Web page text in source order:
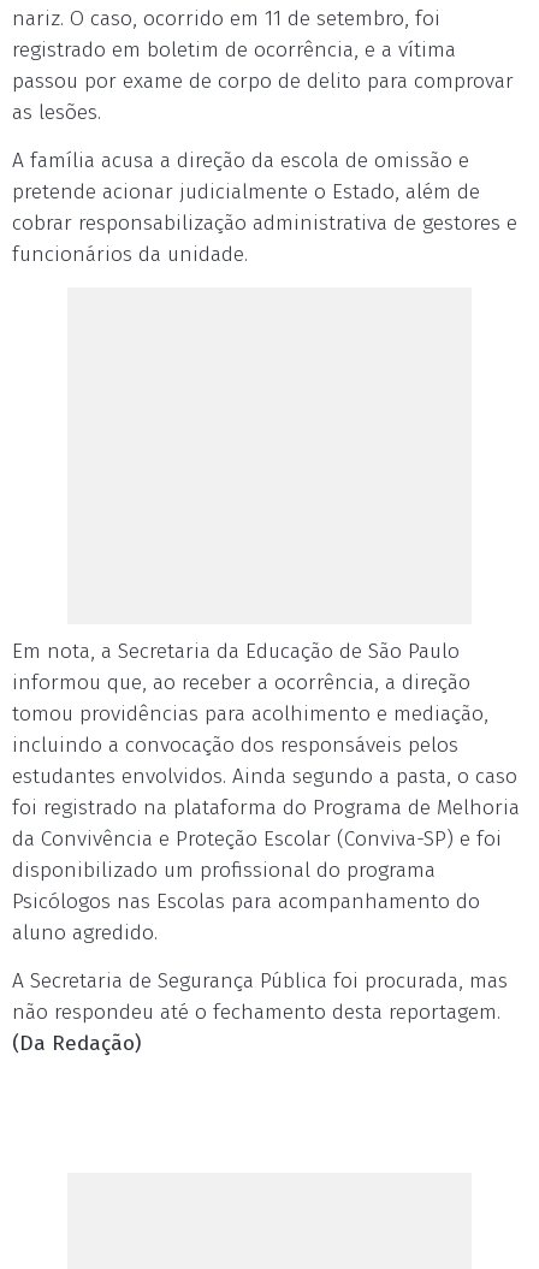
nariz. O caso, ocorrido em 11 de setembro, foi
registrado em boletim de ocorrência, e a vítima
passou por exame de corpo de delito para comprovar
as lesões.
A família acusa a direção da escola de omissão e
pretende acionar judicialmente o Estado, além de
cobrar responsabilização administrativa de gestores e
funcionários da unidade.
Em nota, a Secretaria da Educação de São Paulo
informou que, ao receber a ocorrência, a direção
tomou providências para acolhimento e mediação,
incluindo a convocação dos responsáveis pelos
estudantes envolvidos. Ainda segundo a pasta, o caso
foi registrado na plataforma do Programa de Melhoria
da Convivência e Proteção Escolar (Conviva-SP) e foi
disponibilizado um profissional do programa
Psicólogos nas Escolas para acompanhamento do
aluno agredido.
A Secretaria de Segurança Pública foi procurada, mas
não respondeu até o fechamento desta reportagem.
(Da Redação)